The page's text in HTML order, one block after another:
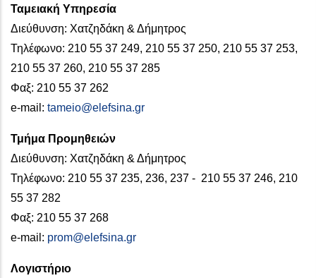
Ταμειακή Υπηρεσία
Διεύθυνση: Χατζηδάκη & Δήμητρος
Τηλέφωνο: 210 55 37 249, 210 55 37 250, 210 55 37 253,
210 55 37 260, 210 55 37 285
Φαξ: 210 55 37 262
e-mail: tameio@elefsina.gr
Τμήμα Προμηθειών
Διεύθυνση: Χατζηδάκη & Δήμητρος
Τηλέφωνο: 210 55 37 235, 236, 237 - 210 55 37 246, 210
55 37 282
Φαξ: 210 55 37 268
e-mail: prom@elefsina.gr
Λογιστήριο